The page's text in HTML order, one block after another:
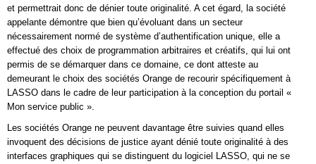
et permettrait donc de dénier toute originalité. A cet égard, la société
appelante démontre que bien qu’évoluant dans un secteur
nécessairement normé de système d’authentification unique, elle a
effectué des choix de programmation arbitraires et créatifs, qui lui ont
permis de se démarquer dans ce domaine, ce dont atteste au
demeurant le choix des sociétés Orange de recourir spécifiquement à
LASSO dans le cadre de leur participation à la conception du portail «
Mon service public ».
Les sociétés Orange ne peuvent davantage être suivies quand elles
invoquent des décisions de justice ayant dénié toute originalité à des
interfaces graphiques qui se distinguent du logiciel LASSO, qui ne se